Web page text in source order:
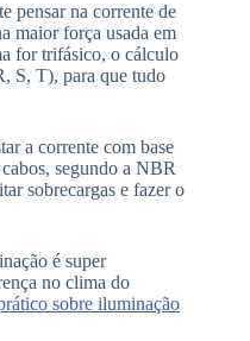
pensar na corrente de
maior força usada em
for trifásico, o cálculo
S, T), para que tudo
a corrente com base
segundo a NBR
sobrecargas e fazer o
é super
no clima do
sobre iluminação